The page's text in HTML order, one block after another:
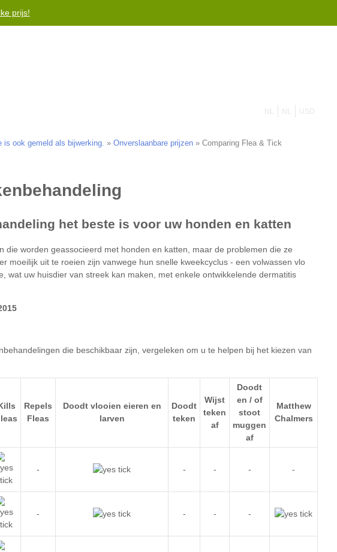
prijs!
NL NL USD
is ook gemeld als bijwerking. » Onverslaanbare prijzen » Comparing Flea & Tick
moeilijk uit te roeien zijn
die
Repels
Fleas
Doodt vlooien eieren en
larven
Doodt
teken
Wijst
teken
af
Doodt
en / of
stoot
muggen
af
Matthew
Chalmers
- - - - -
- - - -